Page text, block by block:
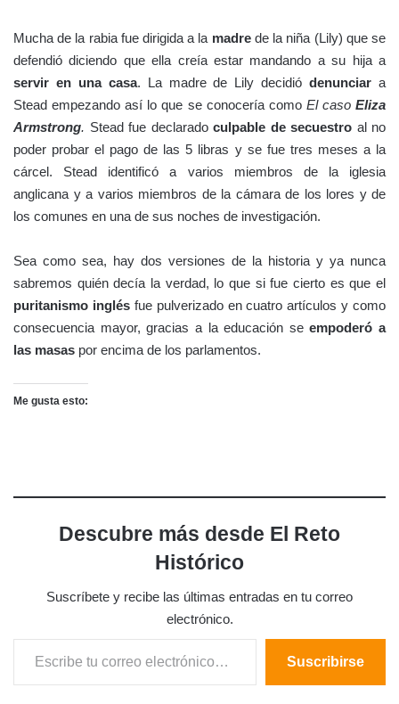
Mucha de la rabia fue dirigida a la madrede la niña (Lily) que se
defendió diciendo que ella creía estar mandando a su hija a
servir en una casa. La madre de Lily decidiódenunciar a
Stead empezando así lo que se conocería como El casoEliza
Armstrong. Stead fue declarado culpable de secuestro al no
poder probar el pago de las 5 libras y se fue tres meses a la
cárcel. Stead identificó a varios miembros de la iglesia
anglicana y a varios miembros de la cámara de los lores y de
los comunes en una de sus noches de investigación.
Sea como sea, hay dos versiones de la historia y ya nunca
sabremos quién decía la verdad, lo que si fue cierto es que el
puritanismo inglésfue pulverizado en cuatro artículos y como
consecuencia mayor, gracias a la educación seempoderó a
las masas por encima de los parlamentos.
Me gusta esto:
Descubre más desde El Reto
Histórico
Suscríbete y recibe las últimas entradas en tu correo
electrónico.
Escribe tu correo electrónico…
Suscribirse